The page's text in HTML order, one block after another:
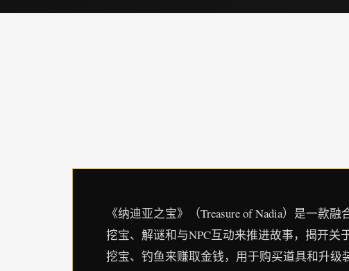
《纳迪亚之宝》（Treasure of Nadia）是一
挖宝、解谜和与NPC互动来推进故事，揭开
挖宝、钓鱼来赚取金钱，用于购买道具和升